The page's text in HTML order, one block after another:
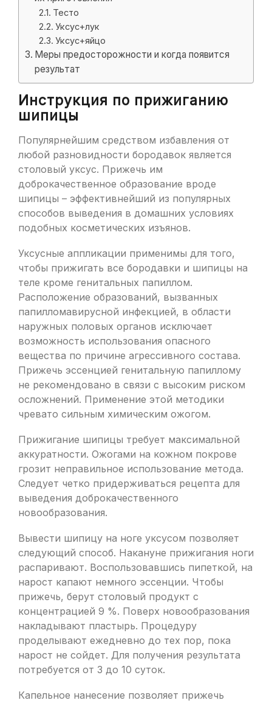
Тесто
Уксус+лук
Уксус+яйцо
Меры предосторожности и когда появится
результат
Инструкция по прижиганию
шипицы
Популярнейшим средством избавления от
любой разновидности бородавок является
столовый уксус. Прижечь им
доброкачественное образование вроде
шипицы – эффективнейший из популярных
способов выведения в домашних условиях
подобных косметических изъянов.
Уксусные аппликации применимы для того,
чтобы прижигать все бородавки и шипицы на
теле кроме генитальных папиллом.
Расположение образований, вызванных
папилломавирусной инфекцией, в области
наружных половых органов исключает
возможность использования опасного
вещества по причине агрессивного состава.
Прижечь эссенцией генитальную папиллому
не рекомендовано в связи с высоким риском
осложнений. Применение этой методики
чревато сильным химическим ожогом.
Прижигание шипицы требует максимальной
аккуратности. Ожогами на кожном покрове
грозит неправильное использование метода.
Следует четко придерживаться рецепта для
выведения доброкачественного
новообразования.
Вывести шипицу на ноге уксусом позволяет
следующий способ. Накануне прижигания ноги
распаривают. Воспользовавшись пипеткой, на
нарост капают немного эссенции. Чтобы
прижечь, берут столовый продукт с
концентрацией 9 %. Поверх новообразования
накладывают пластырь. Процедуру
проделывают ежедневно до тех пор, пока
нарост не сойдет. Для получения результата
потребуется от 3 до 10 суток.
Капельное нанесение позволяет прижечь